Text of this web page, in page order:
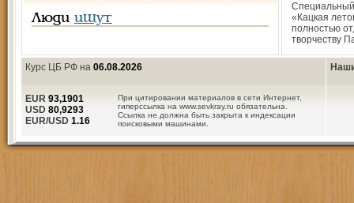
Люди ищут
«Кацкая
полностью
творчеству
Курс ЦБ РФ на 06.08.2026
При цитировании материалов в сети Интернет,
гиперссылка на www.sevkray.ru обязательна.
Ссылка не должна быть закрыта к индексации
поисковыми машинами.
EUR 93,1901
USD 80,9293
EUR/USD 1.16